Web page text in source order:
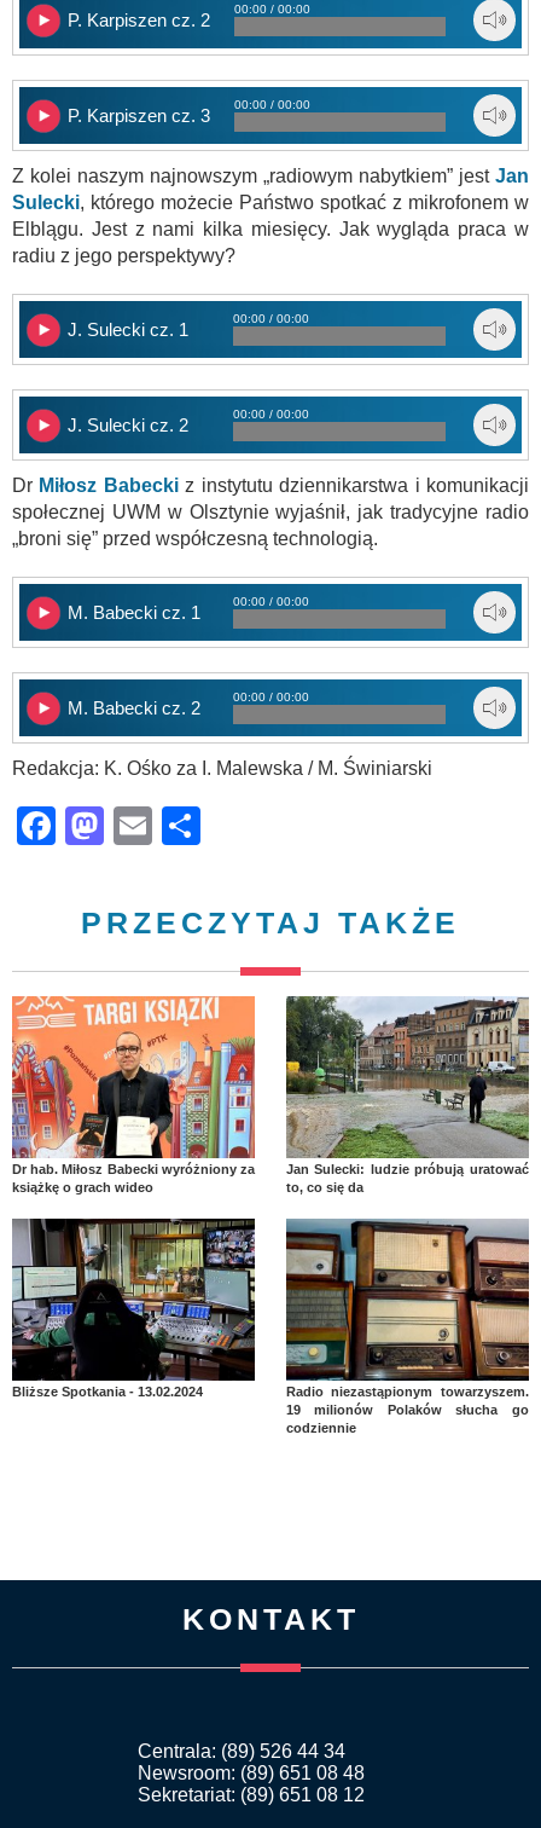
P. Karpiszen cz. 2
00:00 / 00:00
P. Karpiszen cz. 3
00:00 / 00:00
Z kolei naszym najnowszym „radiowym nabytkiem” jest Jan
Sulecki, którego możecie Państwo spotkać z mikrofonem w
Elblągu. Jest z nami kilka miesięcy. Jak wygląda praca w
radiu z jego perspektywy?
J. Sulecki cz. 1
00:00 / 00:00
J. Sulecki cz. 2
00:00 / 00:00
Dr Miłosz Babeckiz instytutu dziennikarstwa i komunikacji
społecznej UWM w Olsztynie wyjaśnił, jak tradycyjne radio
„broni się” przed współczesną technologią.
M. Babecki cz. 1
00:00 / 00:00
M. Babecki cz. 2
00:00 / 00:00
Redakcja: K. Ośko za I. Malewska / M. Świniarski
Facebook
Mastodon
Email
PRZECZYTAJ TAKŻE
Dr hab. Miłosz Babecki wyróżniony za
książkę o grach wideo
Jan Sulecki: ludzie próbują uratować
to, co się da
Bliższe Spotkania - 13.02.2024
Radio niezastąpionym towarzyszem.
19 milionów Polaków słucha go
codziennie
KONTAKT
Centrala: (89) 526 44 34
Newsroom: (89) 651 08 48
Sekretariat: (89) 651 08 12